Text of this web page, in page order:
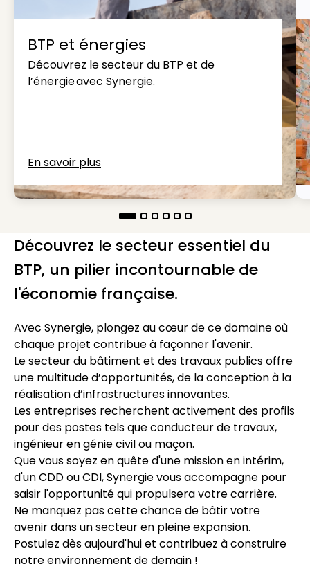
BTP et énergies
Découvrez le secteur du BTP et de
l’énergie avec Synergie.
En savoir plus
Découvrez le secteur essentiel du
BTP, un pilier incontournable de
l'économie française.
Avec Synergie, plongez au cœur de ce domaine où
chaque projet contribue à façonner l'avenir.
Le secteur du bâtiment et des travaux publics offre
une multitude d’opportunités, de la conception à la
réalisation d’infrastructures innovantes.
Les entreprises recherchent activement des profils
pour des postes tels que conducteur de travaux,
ingénieur en génie civil ou maçon.
Que vous soyez en quête d'une mission en intérim,
d'un CDD ou CDI, Synergie vous accompagne pour
saisir l'opportunité qui propulsera votre carrière.
Ne manquez pas cette chance de bâtir votre
avenir dans un secteur en pleine expansion.
Postulez dès aujourd'hui et contribuez à construire
notre environnement de demain !